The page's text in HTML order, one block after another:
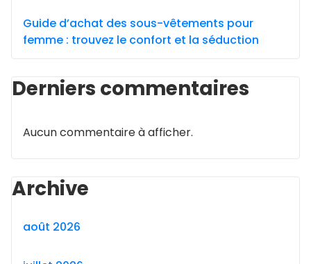
Guide d’achat des sous-vêtements pour
femme : trouvez le confort et la séduction
Derniers commentaires
Aucun commentaire à afficher.
Archive
août 2026